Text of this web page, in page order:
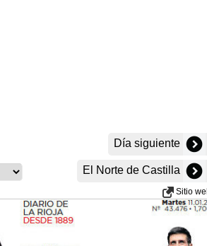
Día siguiente
El Norte de Castilla
Sitio